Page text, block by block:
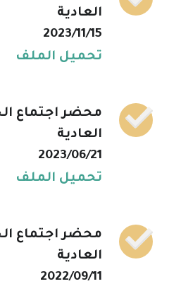
العادية
2023/11/15
تحميل الملف
محضر اجتماع
العادية
2023/06/21
تحميل الملف
محضر اجتماع
العادية
2022/09/11